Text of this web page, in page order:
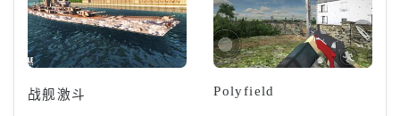
战舰激斗 Polyfield